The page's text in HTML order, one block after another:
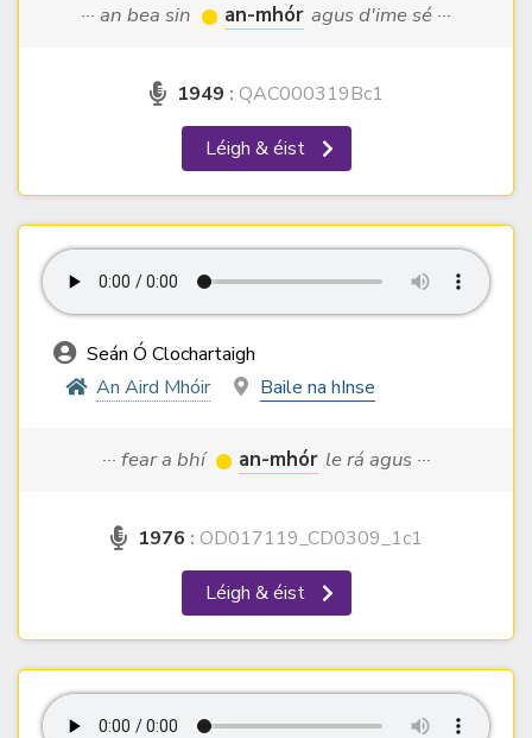
··· an bea sin an-mhór agus d'ime sé ···
1949 : QAC000319Bc1
Léigh & éist
Seán Ó Clochartaigh
An Aird Mhóir
Baile na hInse
··· fear a bhí an-mhór le rá agus ···
1976 : OD017119_CD0309_1c1
Léigh & éist